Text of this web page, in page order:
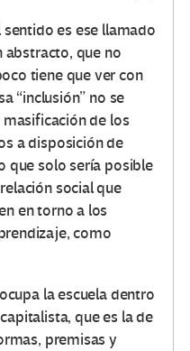
es ese llamado
abstracto, que no
tiene que ver con
“inclusión” no se
de los
a disposición de
que solo sería posible
social que
en torno a los
como
la escuela dentro
que es la de
premisas y